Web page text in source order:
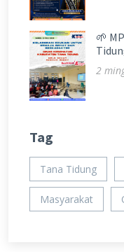
🌱
2
Tag
Tana Tidung
Masyarakat